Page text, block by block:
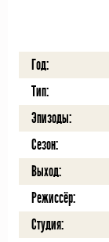
Год:
Тип:
Эпизоды:
Сезон:
Выход:
Режиссёр:
Студия: